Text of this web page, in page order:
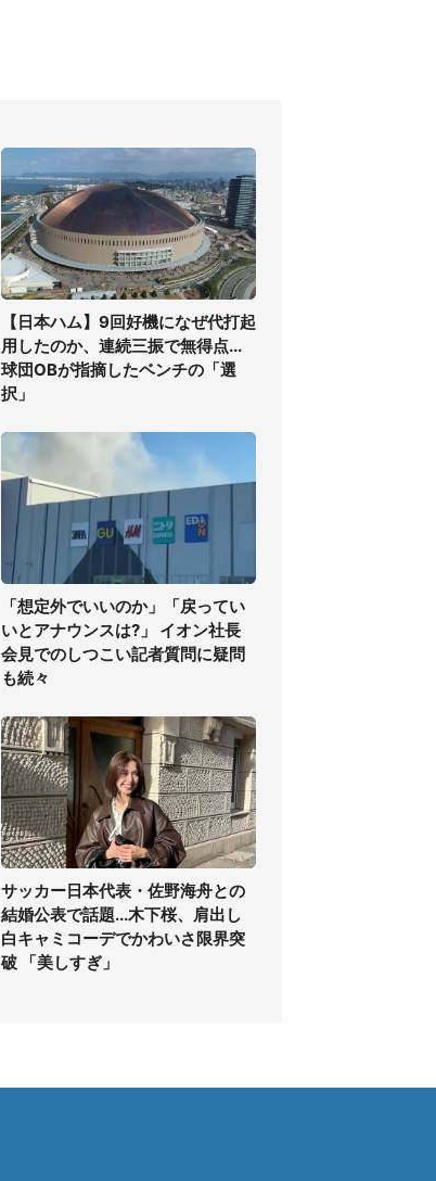
【日本ハム】9回好機になぜ代打起
用したのか、連続三振で無得点...
球団OBが指摘したベンチの「選
択」
「想定外でいいのか」「戻ってい
いとアナウンスは?」 イオン社長
会見でのしつこい記者質問に疑問
も続々
サッカー日本代表・佐野海舟との
結婚公表で話題...木下桜、肩出し
白キャミコーデでかわいさ限界突
破 「美しすぎ」